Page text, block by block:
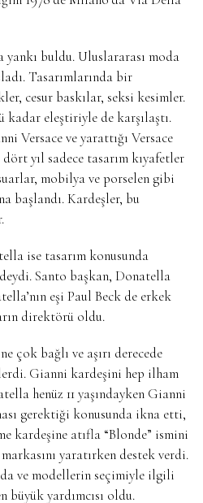
buldu. Uluslararası moda
Tasarımlarında bir
cesur baskılar, seksi kesimler.
kadar eleştiriyle de karşılaştı.
Versace ve yarattığı Versace
yıl sadece tasarım kıyafetler
mobilya ve porselen gibi
başlandı. Kardeşler, bu
ise tasarım konusunda
Santo başkan, Donatella
eşi Paul Beck de erkek
direktörü oldu.
bağlı ve aşırı derecede
Gianni kardeşini hep ilham
henüz 11 yaşındayken Gianni
gerektiği konusunda ikna etti,
kardeşine atıfla “Blonde” ismini
yaratırken destek verdi.
ve modellerin seçimiyle ilgili
büyük yardımcısı oldu.